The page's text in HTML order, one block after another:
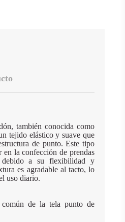
también conocida como
tejido elástico y suave que
de punto. Este tipo
en la confección de prendas
debido a su flexibilidad y
es agradable al tacto, lo
uso diario.
de la tela punto de